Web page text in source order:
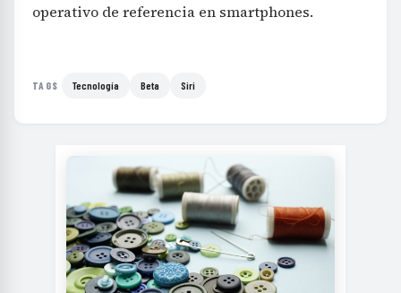
operativo de referencia en smartphones.
TAGS Tecnología Beta Siri